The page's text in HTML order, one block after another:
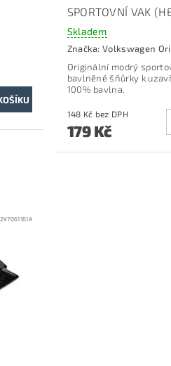
SPORTOVNÍ VAK
Skladem
Značka:Volkswagen
Originální modrý
bavlněné šňůrky k
100% bavlna.
148 Kč bez DPH
179 Kč
2K7061161A